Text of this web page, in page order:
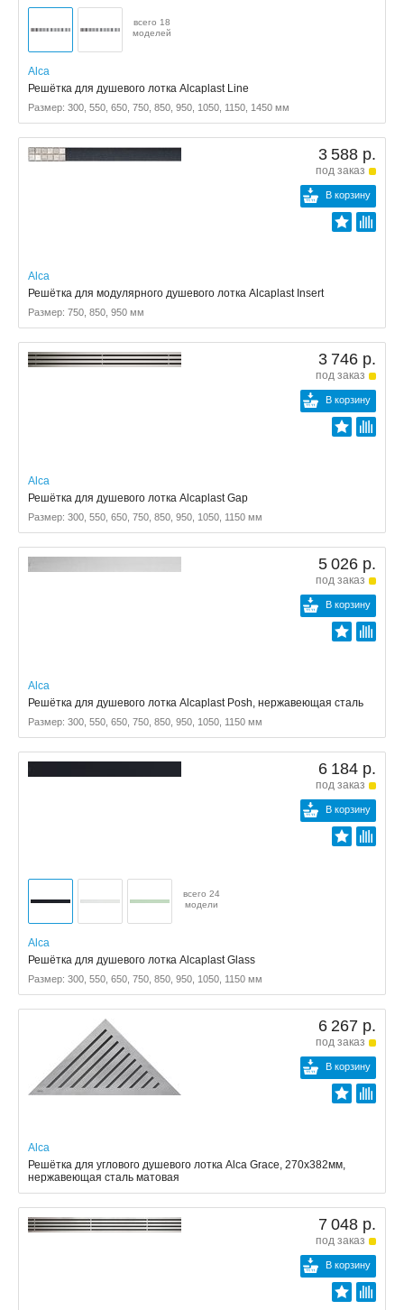
всего 18
моделей
Alca
Решётка для душевого лотка Alcaplast Line
Размер: 300, 550, 650, 750, 850, 950, 1050, 1150, 1450 мм
3 588 р.
под заказ
В корзину
Alca
Решётка для модулярного душевого лотка Alcaplast Insert
Размер: 750, 850, 950 мм
3 746 р.
под заказ
В корзину
Alca
Решётка для душевого лотка Alcaplast Gap
Размер: 300, 550, 650, 750, 850, 950, 1050, 1150 мм
5 026 р.
под заказ
В корзину
Alca
Решётка для душевого лотка Alcaplast Posh, нержавеющая сталь
Размер: 300, 550, 650, 750, 850, 950, 1050, 1150 мм
6 184 р.
под заказ
В корзину
всего 24
модели
Alca
Решётка для душевого лотка Alcaplast Glass
Размер: 300, 550, 650, 750, 850, 950, 1050, 1150 мм
6 267 р.
под заказ
В корзину
Alca
Решётка для углового душевого лотка Alca Grace, 270x382мм,
нержавеющая сталь матовая
7 048 р.
под заказ
В корзину